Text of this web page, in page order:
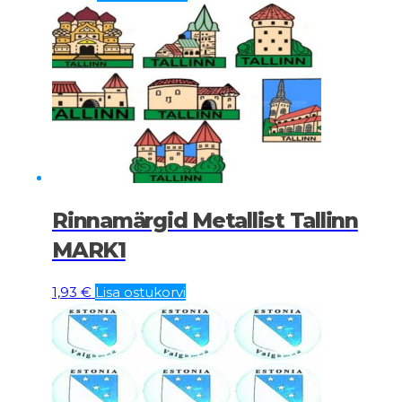
Rinnamärgid Metallist Tallinn
MARK1
1,93 € Lisa ostukorvi